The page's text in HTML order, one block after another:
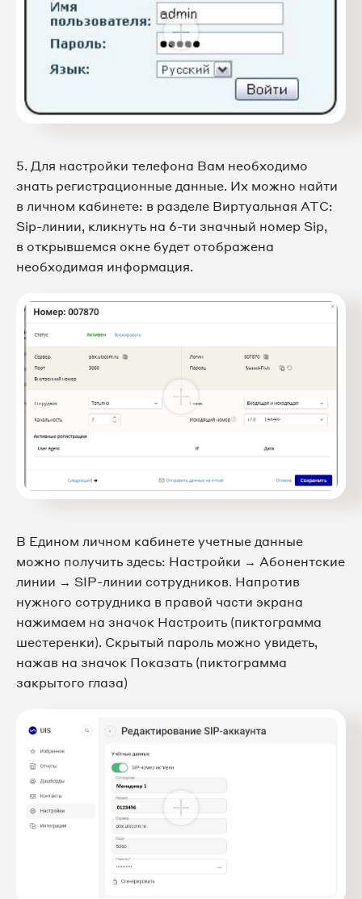
5. Для настройки телефона Вам необходимо
знать регистрационные данные. Их можно найти
в личном кабинете: в разделе Виртуальная АТС:
Sip-линии, кликнуть на 6-ти значный номер Sip,
в открывшемся окне будет отображена
необходимая информация.
В Едином личном кабинете учетные данные
можно получить здесь: Настройки → Абонентские
линии → SIP-линии сотрудников. Напротив
нужного сотрудника в правой части экрана
нажимаем на значок Настроить (пиктограмма
шестеренки). Скрытый пароль можно увидеть,
нажав на значок Показать (пиктограмма
закрытого глаза)